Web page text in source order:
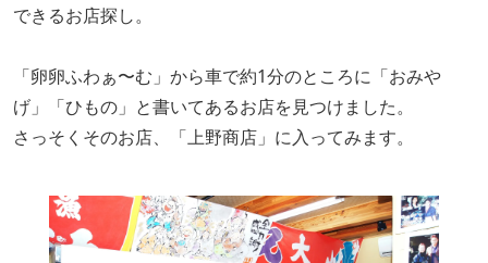
できるお店探し。
「卵卵ふわぁ〜む」から車で約1分のところに「おみや
げ」「ひもの」と書いてあるお店を見つけました。
さっそくそのお店、「上野商店」に入ってみます。